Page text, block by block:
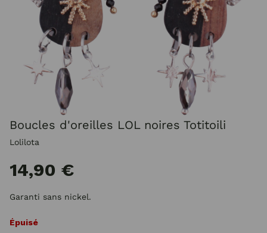
Boucles d'oreilles LOL noires Totitoili
Lolilota
14,90 €
Garanti sans nickel.
Épuisé